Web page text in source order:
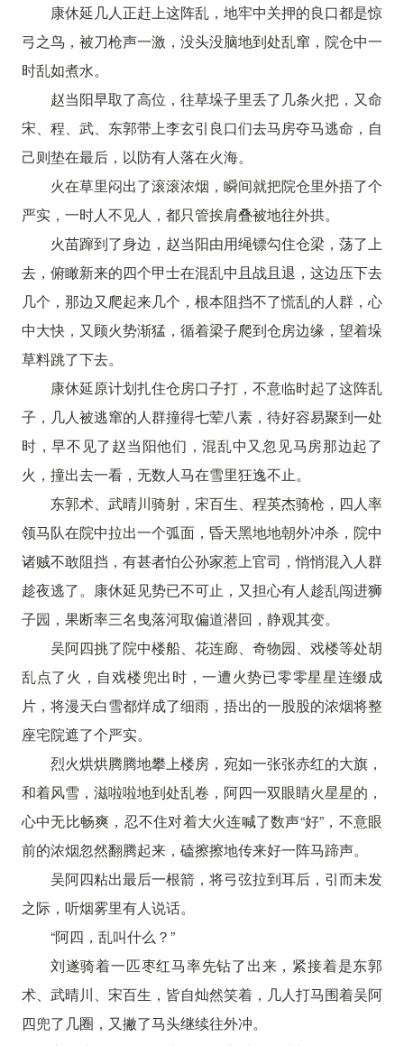
康休延几人正赶上这阵乱，地牢中关押的良口都是惊
弓之鸟，被刀枪声一激，没头没脑地到处乱窜，院仓中一
时乱如煮水。
赵当阳早取了高位，往草垛子里丢了几条火把，又命
宋、程、武、东郭带上李玄引良口们去马房夺马逃命，自
己则垫在最后，以防有人落在火海。
火在草里闷出了滚滚浓烟，瞬间就把院仓里外捂了个
严实，一时人不见人，都只管挨肩叠被地往外拱。
火苗蹿到了身边，赵当阳由用绳镖勾住仓梁，荡了上
去，俯瞰新来的四个甲士在混乱中且战且退，这边压下去
几个，那边又爬起来几个，根本阻挡不了慌乱的人群，心
中大快，又顾火势渐猛，循着梁子爬到仓房边缘，望着垛
草料跳了下去。
康休延原计划扎住仓房口子打，不意临时起了这阵乱
子，几人被逃窜的人群撞得七荤八素，待好容易聚到一处
时，早不见了赵当阳他们，混乱中又忽见马房那边起了
火，撞出去一看，无数人马在雪里狂逸不止。
东郭术、武晴川骑射，宋百生、程英杰骑枪，四人率
领马队在院中拉出一个弧面，昏天黑地地朝外冲杀，院中
诸贼不敢阻挡，有甚者怕公孙家惹上官司，悄悄混入人群
趁夜逃了。康休延见势已不可止，又担心有人趁乱闯进狮
子园，果断率三名曳落河取偏道潜回，静观其变。
吴阿四挑了院中楼船、花连廊、奇物园、戏楼等处胡
乱点了火，自戏楼兜出时，一遭火势已零零星星连缀成
片，将漫天白雪都烊成了细雨，捂出的一股股的浓烟将整
座宅院遮了个严实。
烈火烘烘腾腾地攀上楼房，宛如一张张赤红的大旗，
和着风雪，滋啦啦地到处乱卷，阿四一双眼睛火星星的，
心中无比畅爽，忍不住对着大火连喊了数声“好”，不意眼
前的浓烟忽然翻腾起来，磕擦擦地传来好一阵马蹄声。
吴阿四粘出最后一根箭，将弓弦拉到耳后，引而未发
之际，听烟雾里有人说话。
“阿四，乱叫什么？”
刘遂骑着一匹枣红马率先钻了出来，紧接着是东郭
术、武晴川、宋百生，皆自灿然笑着，几人打马围着吴阿
四兜了几圈，又撇了马头继续往外冲。